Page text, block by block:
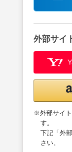
外部サイ
※外部サイ
す。
下記「外
さい。